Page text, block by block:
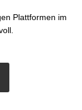
Plattformen im